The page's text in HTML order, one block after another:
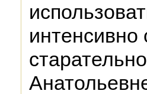
интенсивно